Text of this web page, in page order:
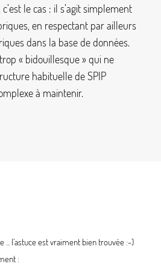
le cas : il s’agit simplement
en respectant par ailleurs
dans la base de données.
« bidouillesque» qui ne
habituelle de SPIP
à maintenir.
... l’astuce est vraiment bien trouvée :-)
: